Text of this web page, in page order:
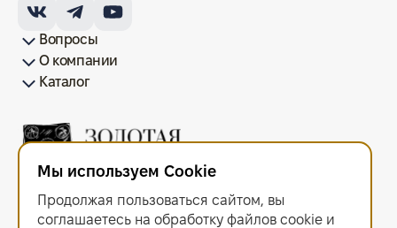
Вопросы
Как купить/продать
Условия оплаты
Условия доставки
Гарантия на товар
Возврат монет
Карта сайта
О компании
Франшиза
История
Вопрос-ответ
Отзывы
Лицензии и документы
Контакты офисов
Новости
БлогКаталог
Политика в отношении обработки персональных данных
Согласие на обработку персональных данных
Мы используем Cookie
Продолжая пользоваться сайтом, вы
соглашаетесь на обработку файлов сооkiе и